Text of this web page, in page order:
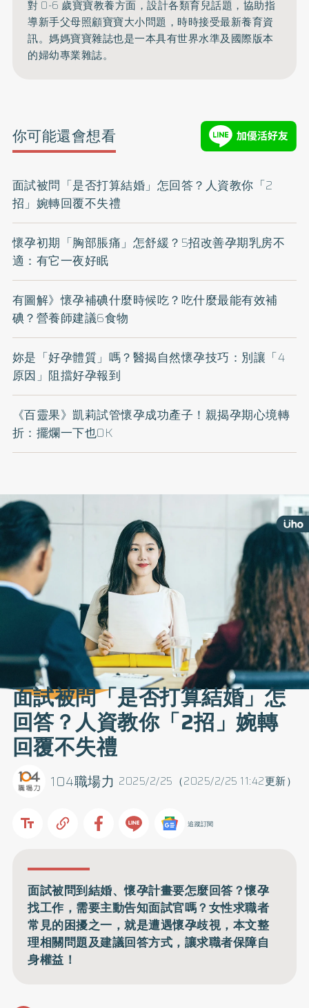
對 0-6 歲寶寶教養方面，設計各類育兒話題，協助指
導新手父母照顧寶寶大小問題，時時接受最新養育資
訊。媽媽寶寶雜誌也是一本具有世界水準及國際版本
的婦幼專業雜誌。
你可能還會想看
面試被問「是否打算結婚」怎回答？人資教你「2
招」婉轉回覆不失禮
懷孕初期「胸部脹痛」怎舒緩？5招改善孕期乳房不
適：有它一夜好眠
有圖解》懷孕補碘什麼時候吃？吃什麼最能有效補
碘？營養師建議6食物
妳是「好孕體質」嗎？醫揭自然懷孕技巧：別讓「4
原因」阻擋好孕報到
《百靈果》凱莉試管懷孕成功產子！親揭孕期心境轉
折：擺爛一下也OK
面試被問「是否打算結婚」怎
回答？人資教你「2招」婉轉
回覆不失禮
2025/2/25（2025/2/25 11:42更新）
104職場力
追蹤訂閱
面試被問到結婚、懷孕計畫要怎麼回答？懷孕
找工作，需要主動告知面試官嗎？女性求職者
常見的困擾之一，就是遭遇懷孕歧視，本文整
理相關問題及建議回答方式，讓求職者保障自
身權益！